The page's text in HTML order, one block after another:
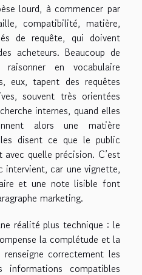
lourd, à commencer par
compatibilité, matière,
de requête, qui doivent
acheteurs. Beaucoup de
en vocabulaire
eux, tapent des requêtes
souvent très orientées
internes, quand elles
alors une matière
disent ce que le public
quelle précision. C’est
intervient, car une vignette,
et une note lisible font
marketing.
réalité plus technique : le
la complétude et la
correctement les
compatibles